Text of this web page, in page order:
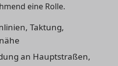
eine Rolle.
Taktung,
an Hauptstraßen,